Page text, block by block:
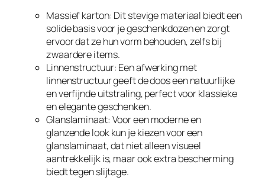
Massief karton: Dit stevige materiaal biedt een
solide basis voor je geschenkdozen en zorgt
ervoor dat ze hun vorm behouden, zelfs bij
zwaardere items.
Linnenstructuur: Een afwerking met
linnenstructuur geeft de doos een natuurlijke
en verfijnde uitstraling, perfect voor klassieke
en elegante geschenken.
Glanslaminaat: Voor een moderne en
glanzende look kun je kiezen voor een
glanslaminaat, dat niet alleen visueel
aantrekkelijk is, maar ook extra bescherming
biedt tegen slijtage.